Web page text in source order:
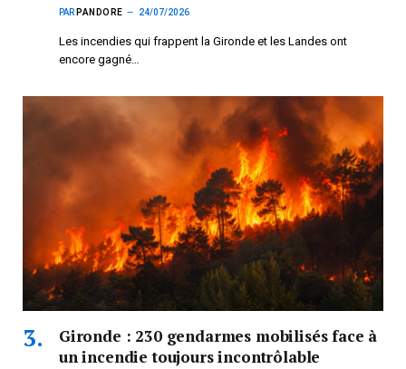
PAR PANDORE 24/07/2026
Les incendies qui frappent la Gironde et les Landes ont
encore gagné…
Gironde : 230 gendarmes mobilisés face à
un incendie toujours incontrôlable